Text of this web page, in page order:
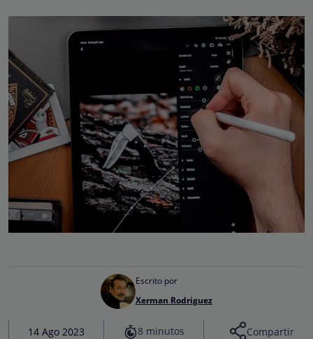
Escrito por
Xerman Rodriguez
14 Ago 2023 8 minutos Compartir